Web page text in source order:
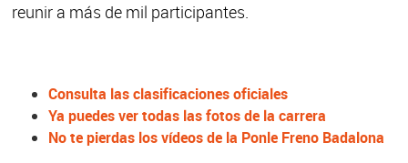
reunir a más de mil participantes.
Consulta las clasificaciones oficiales
Ya puedes ver todas las fotos de la carrera
No te pierdas los vídeos de la Ponle Freno Badalona